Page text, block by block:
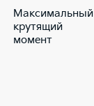
Максимальный
крутящий
момент